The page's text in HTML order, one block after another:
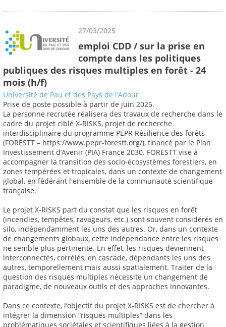
27/03/2025
emploi CDD / sur la prise en
compte dans les politiques
publiques des risques multiples en forêt - 24
mois (h/f)
Université de Pau et des Pays de l’Adour
Prise de poste possible à partir de juin 2025.
La personne recrutée réalisera des travaux de recherche dans le
cadre du projet ciblé X-RISKS, projet de recherche
interdisciplinaire du programme PEPR Résilience des forêts
(FORESTT – https://www.pepr-forestt.org/), financé par le Plan
Investissement d’Avenir (PIA) France 2030. FORESTT vise à
accompagner la transition des socio-écosystèmes forestiers, en
zones tempérées et tropicales, dans un contexte de changement
global, en fédérant l'ensemble de la communauté scientifique
française.
Le projet X-RISKS part du constat que les risques en forêt
(incendies, tempêtes, ravageurs, etc.) sont souvent considérés en
silo, indépendamment les uns des autres. Or, dans un contexte
de changements globaux, cette indépendance entre les risques
ne semble plus pertinente. En effet, les risques deviennent
interconnectés, corrélés, en cascade, dépendants les uns des
autres, temporellement mais aussi spatialement. Traiter de la
question des risques multiples nécessite un changement de
paradigme, de nouveaux outils et des approches innovantes.
Dans ce contexte, l’objectif du projet X-RISKS est de chercher à
intégrer la dimension “risques multiples” dans les
problématiques sociétales et scientifiques liées à la gestion